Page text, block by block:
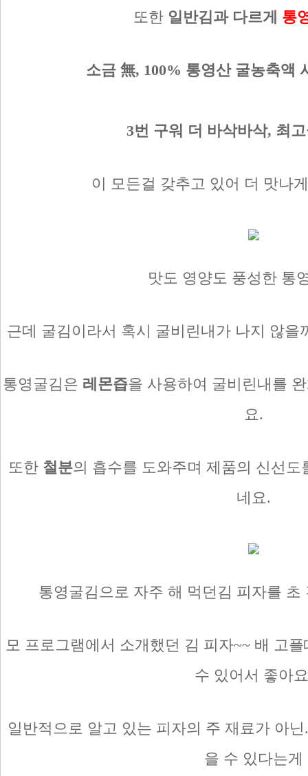
또한 일반김과 다르게 통
소금 無, 100% 통영산 굴농축액
3번 구워 더 바삭바삭, 최
이 모든걸 갖추고 있어 더 맛나
맛도 영양도 풍성한 통
근데 굴김이라서 혹시 굴비린내가 나지 않을
통영굴김은 레몬즙을 사용하여 굴비린내를
요.
또한 철분의 흡수를 도와주며 제품의 신선
네요.
통영굴김으로 자주 해 먹던김 피자를
모 프로그램에서 소개했던 김 피자~~ 배 고
수 있어서 좋아
일반적으로 알고 있는 피자의 주 재료가 아
을 수 있다는게